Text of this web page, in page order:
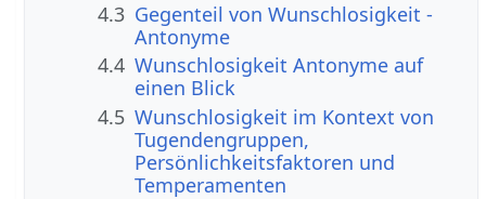
4.3 Gegenteil von Wunschlosigkeit -
Antonyme
4.4 Wunschlosigkeit Antonyme auf
einen Blick
4.5 Wunschlosigkeit im Kontext von
Tugendengruppen,
Persönlichkeitsfaktoren und
Temperamenten